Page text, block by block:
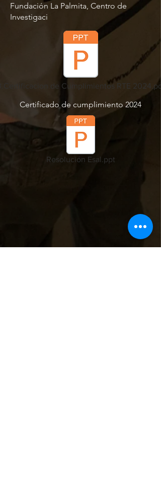
Fundación La Palmita, Centro de
Investigaci
de Cumplimientos RTE 2024.pdf
Certificado de cumplimiento 2024
Resolución Esal.ppt